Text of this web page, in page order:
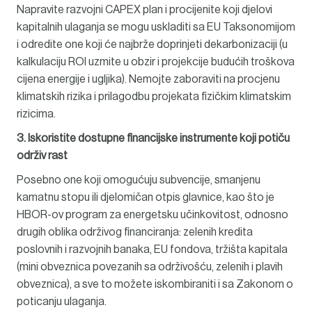
Napravite razvojni CAPEX plan i procijenite koji djelovi
kapitalnih ulaganja se mogu uskladiti sa EU Taksonomijom
i odredite one koji će najbrže doprinjeti dekarbonizaciji (u
kalkulaciju ROI uzmite u obzir i projekcije budućih troškova
cijena energije i ugljika). Nemojte zaboraviti na procjenu
klimatskih rizika i prilagodbu projekata fizičkim klimatskim
rizicima.
3. Iskoristite dostupne financijske instrumente koji potiču
održiv rast
Posebno one koji omogućuju subvencije, smanjenu
kamatnu stopu ili djelomičan otpis glavnice, kao što je
HBOR-ov program za energetsku učinkovitost, odnosno
drugih oblika održivog financiranja: zelenih kredita
poslovnih i razvojnih banaka, EU fondova, tržišta kapitala
(mini obveznica povezanih sa održivošću, zelenih i plavih
obveznica), a sve to možete iskombiraniti i sa Zakonom o
poticanju ulaganja.